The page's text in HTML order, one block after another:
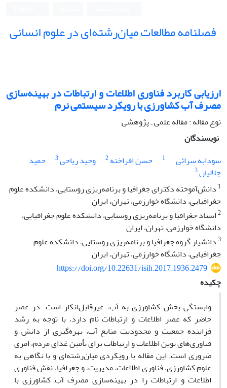
فصلنامه مطالعات میان‌رشته‌ای در علوم انسانی
ارزیابی کاربرد فناوری اطلاعات و ارتباطات در بهینه‌سازی
مصرف آب کشاورزی با رویکرد سیستمی نرم
نوع مقاله : مقاله علمی ـ پژوهشی
نویسندگان
سودابه سرائی
1 حسن افراخته2 وحید ریاحی3
حمید
جلالیان3
1 دانش‌آموخته دکترای جغرافیا و برنامه‌ریزی روستایی، دانشکده علوم
جغرافیایی، دانشگاه خوارزمی، تهران، ایران
2استاد جغرافیا و برنامه‌ریزی روستایی، دانشکده علوم جغرافیایی،
دانشگاه خوارزمی، تهران، ایران
3دانشیار گروه جغرافیا و برنامه‌ریزی روستایی، دانشکده علوم
جغرافیایی، دانشگاه خوارزمی، تهران، ایران
https://doi.org/10.22631/isih.2017.1936.2479
چکیده
وابستگی بخش کشاورزی به آب، غیرقابل‌انکار است. در عصر
حاضر که عصر اطلاعات و ارتباطات نام دارد، با توجه به رشد
فزاینده جمعیت و محدودیت منابع آب، بهره‌گیری از دانش و
فناوری‌های نوین اطلاعات و ارتباطات برای تأمین غذای مردم، امری
ضروری است. این مقاله با رویکردی میان‌رشته‌ای و با نگاهی به
علوم کشاورزی، فناوری اطلاعات، مدیریت، و جغرافیا، نقش فناوری
اطلاعات و ارتباطات را در بهینه‌سازی مصرف آب کشاورزی با